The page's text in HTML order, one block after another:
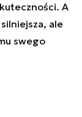
A
ale
swego